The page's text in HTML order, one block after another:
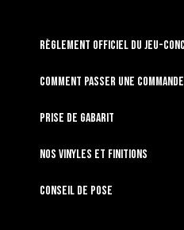
RÈGLEMENT OFFICIEL DU JEU-
Comment passer une commande
Prise de gabarit
Nos vinyles et finitions
Conseil de pose